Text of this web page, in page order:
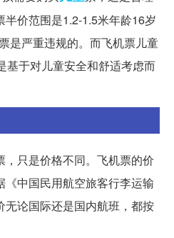
价范围是1.2-1.5米年龄16岁
是严重违规的。而飞机票儿童
基于对儿童安全和舒适考虑而
只是价格不同。飞机票的价
中国民用航空旅客行李运输
论国际还是国内航班，都按